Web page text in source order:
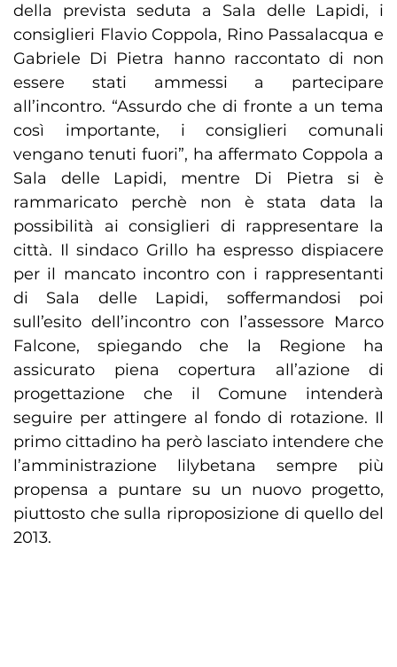
della prevista seduta a Sala delle Lapidi, i
consiglieri Flavio Coppola, Rino Passalacqua e
Gabriele Di Pietra hanno raccontato di non
essere stati ammessi a partecipare
all’incontro. “Assurdo che di fronte a un tema
così importante, i consiglieri comunali
vengano tenuti fuori”, ha affermato Coppola a
Sala delle Lapidi, mentre Di Pietra si è
rammaricato perchè non è stata data la
possibilità ai consiglieri di rappresentare la
città. Il sindaco Grillo ha espresso dispiacere
per il mancato incontro con i rappresentanti
di Sala delle Lapidi, soffermandosi poi
sull’esito dell’incontro con l’assessore Marco
Falcone, spiegando che la Regione ha
assicurato piena copertura all’azione di
progettazione che il Comune intenderà
seguire per attingere al fondo di rotazione. Il
primo cittadino ha però lasciato intendere che
l’amministrazione lilybetana sempre più
propensa a puntare su un nuovo progetto,
piuttosto che sulla riproposizione di quello del
2013.